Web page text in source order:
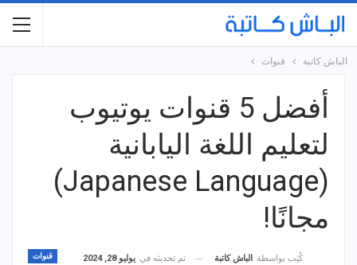
الباش كاتبة قنوات
أفضل 5 قنوات يوتيوب
لتعليم اللغة اليابانية
(Japanese Language)
مجانًا!
قنوات كُتِب بواسطة الباش كاتبة تم تحديثه في يوليو 28, 2024